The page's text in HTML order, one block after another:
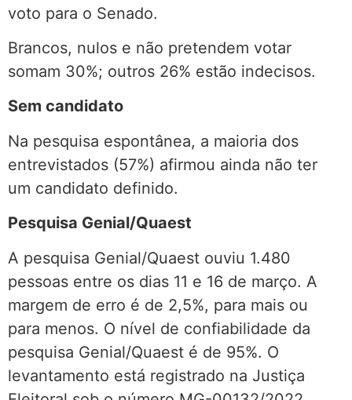
voto para o Senado.
Brancos, nulos e não pretendem votar
somam 30%; outros 26% estão indecisos.
Sem candidato
Na pesquisa espontânea, a maioria dos
entrevistados (57%) afirmou ainda não ter
um candidato definido.
Pesquisa Genial/Quaest
A pesquisa Genial/Quaest ouviu 1.480
pessoas entre os dias 11 e 16 de março. A
margem de erro é de 2,5%, para mais ou
para menos. O nível de confiabilidade da
pesquisa Genial/Quaest é de 95%. O
levantamento está registrado na Justiça